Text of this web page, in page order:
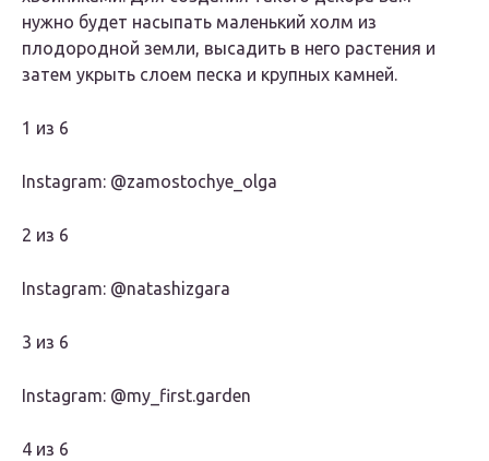
нужно будет насыпать маленький холм из
плодородной земли, высадить в него растения и
затем укрыть слоем песка и крупных камней.
1 из 6
Instagram: @zamostochye_olga
2 из 6
Instagram: @natashizgara
3 из 6
Instagram: @my_first.garden
4 из 6